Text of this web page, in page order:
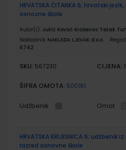
proizvodi
HRVATSKA ČITANKA 6; hrvatski
osnovne škole
Autor(i): Jukić Kovač Kraševac Težak
Nakladnik: NAKLADA LJEVAK d.o.o.
6742
SKU: 567230 CIJENA:
ŠIFRA OMOTA: 500161
Udžbenik Omot
HRVATSKA KRIJESNICA 6;
razred osnovne škole